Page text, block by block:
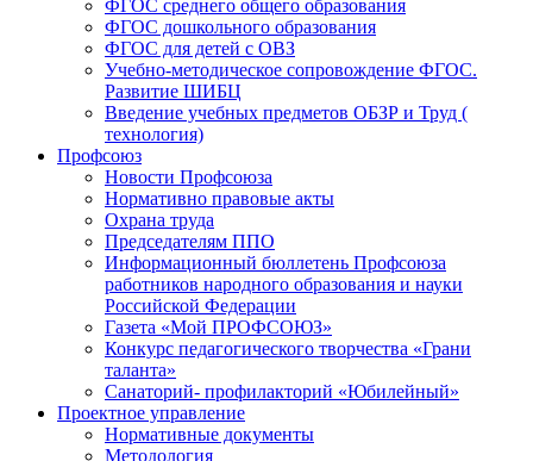
ФГОС среднего общего образования
ФГОС дошкольного образования
ФГОС для детей с ОВЗ
Учебно-методическое сопровождение ФГОС.
Развитие ШИБЦ
Введение учебных предметов ОБЗР и Труд (
технология)
Профсоюз
Новости Профсоюза
Нормативно правовые акты
Охрана труда
Председателям ППО
Информационный бюллетень Профсоюза
работников народного образования и науки
Российской Федерации
Газета «Мой ПРОФСОЮЗ»
Конкурс педагогического творчества «Грани
таланта»
Санаторий- профилакторий «Юбилейный»
Проектное управление
Нормативные документы
Методология